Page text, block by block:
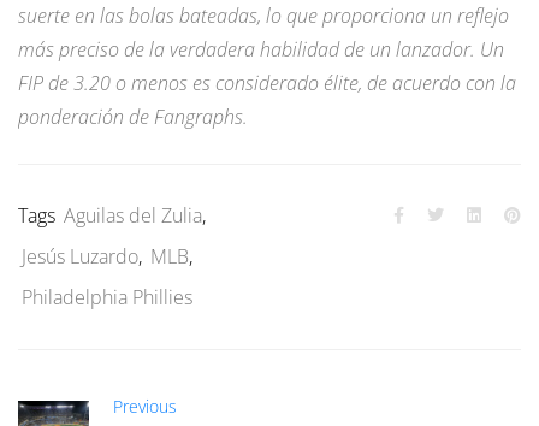
suerte en las bolas bateadas, lo que proporciona un reflejo
más preciso de la verdadera habilidad de un lanzador. Un
FIP de 3.20 o menos es considerado élite, de acuerdo con la
ponderación de Fangraphs.
Tags Aguilas del Zulia,
Jesús Luzardo, MLB,
Philadelphia Phillies
Previous